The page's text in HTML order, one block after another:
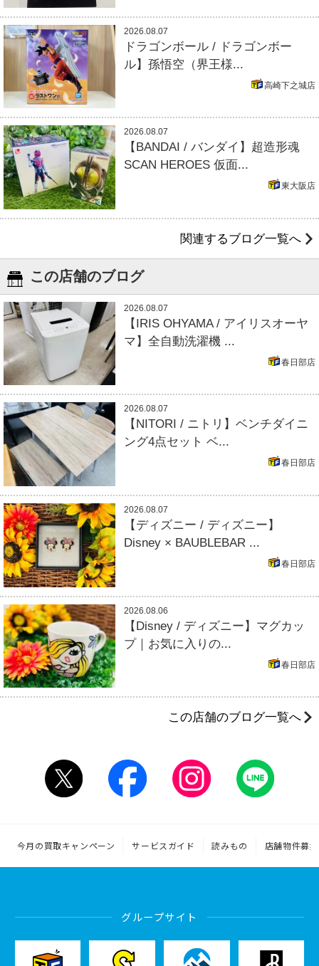
2026.08.07
ドラゴンボール / ドラゴンボー
ル】孫悟空（界王様...
高崎下之城店
2026.08.07
【BANDAI / バンダイ】超造形魂
SCAN HEROES 仮面...
東大阪店
関連するブログ一覧へ
この店舗のブログ
2026.08.07
【IRIS OHYAMA / アイリスオーヤ
マ】全自動洗濯機 ...
春日部店
2026.08.07
【NITORI / ニトリ】ベンチダイニ
ング4点セット ベ...
春日部店
2026.08.07
【ディズニー / ディズニー】
Disney × BAUBLEBAR ...
春日部店
2026.08.06
【Disney / ディズニー】マグカッ
プ｜お気に入りの...
春日部店
この店舗のブログ一覧へ
今月の買取キャンペーン サービスガイド 読みもの 店舗物件募集
グループサイト